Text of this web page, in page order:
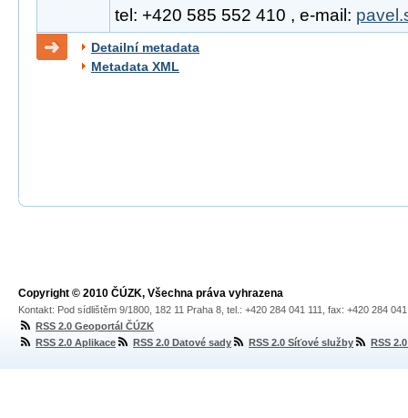
tel: +420 585 552 410 , e-mail:
Detailní metadata
Metadata XML
Copyright © 2010 ČÚZK, Všechna práva vyhrazena
Kontakt: Pod sídlištěm 9/1800, 182 11 Praha 8, tel.: +420 284 041 111, fax: +420 284
RSS 2.0 Geoportál ČÚZK
RSS 2.0 Aplikace
RSS 2.0 Datové sady RSS 2.0 Síťové služby RSS